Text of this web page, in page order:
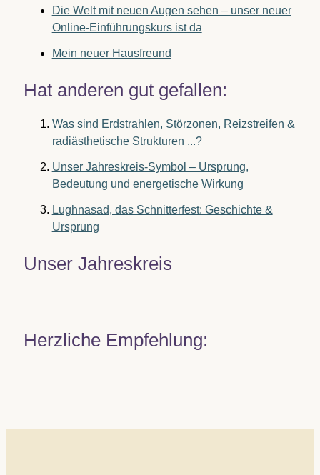
Die Welt mit neuen Augen sehen – unser neuer
Online-Einführungskurs ist da
Mein neuer Hausfreund
Hat anderen gut gefallen:
Was sind Erdstrahlen, Störzonen, Reizstreifen &
radiästhetische Strukturen ...?
Unser Jahreskreis-Symbol – Ursprung,
Bedeutung und energetische Wirkung
Lughnasad, das Schnitterfest: Geschichte &
Ursprung
Unser Jahreskreis
Herzliche Empfehlung: